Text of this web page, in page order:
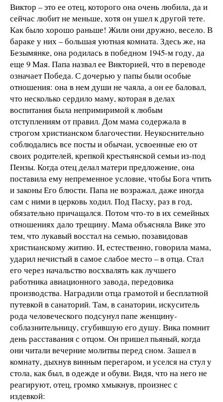
Виктор – это ее отец, которого она очень любила, да и
сейчас любит не меньше, хотя он ушел к другой тете.
Как было хорошо раньше! Жили они дружно, весело. В
бараке у них – большая уютная комната. Здесь же, на
Безымянке, она родилась в победном 1945-м году, да
еще 9 Мая. Папа назвал ее Викторией, что в переводе
означает Победа. С дочерью у папы были особые
отношения: она в нем души не чаяла, а он ее баловал,
что несколько сердило маму, которая в делах
воспитания была непримиримой к любым
отступлениям от правил. Дом мама содержала в
строгом христианском благочестии. Неукоснительно
соблюдались все посты и обычаи, усвоенные ею от
своих родителей, крепкой крестьянской семьи из-под
Пензы. Когда отец делал матери предложение, она
поставила ему непременное условие, чтобы Бога чтить
и законы Его блюсти. Папа не возражал, даже иногда
сам с ними в церковь ходил. Под Пасху, раз в год,
обязательно причащался. Потом что-то в их семейных
отношениях дало трещину. Мама объясняла Вике это
тем, что лукавый восстал на семью, позавидовав
христианскому житию. И, естественно, говорила мама,
ударил нечистый в самое слабое место – в отца. Стал
его через начальство восхвалять как лучшего
работника авиационного завода, передовика
производства. Наградили отца грамотой и бесплатной
путевкой в санаторий. Там, в санатории, искуситель
рода человеческого подсунул папе женщину-
соблазнительницу, сгубившую его душу. Вика помнит
день расставания с отцом. Он пришел пьяный, когда
они читали вечерние молитвы перед сном. Зашел в
комнату, дыхнув винным перегаром, и уселся на стул у
стола, как был, в одежде и обуви. Видя, что на него не
реагируют, отец, громко хмыкнув, произнес с
издевкой: